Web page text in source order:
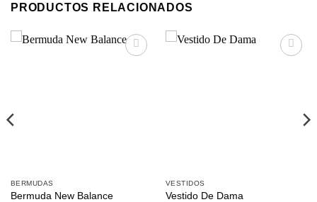
PRODUCTOS RELACIONADOS
BERMUDAS
Bermuda New Balance
VESTIDOS
Vestido De Dama